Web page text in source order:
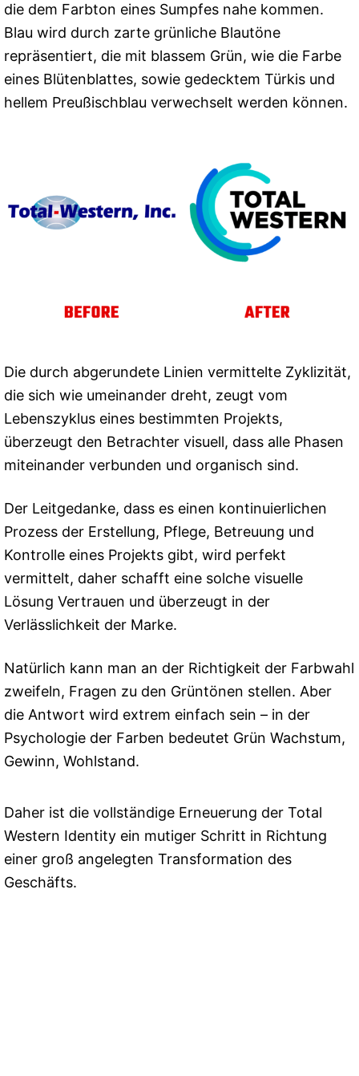
die dem Farbton eines Sumpfes nahe kommen.
Blau wird durch zarte grünliche Blautöne
repräsentiert, die mit blassem Grün, wie die Farbe
eines Blütenblattes, sowie gedecktem Türkis und
hellem Preußischblau verwechselt werden können.
Die durch abgerundete Linien vermittelte Zyklizität,
die sich wie umeinander dreht, zeugt vom
Lebenszyklus eines bestimmten Projekts,
überzeugt den Betrachter visuell, dass alle Phasen
miteinander verbunden und organisch sind.
Der Leitgedanke, dass es einen kontinuierlichen
Prozess der Erstellung, Pflege, Betreuung und
Kontrolle eines Projekts gibt, wird perfekt
vermittelt, daher schafft eine solche visuelle
Lösung Vertrauen und überzeugt in der
Verlässlichkeit der Marke.
Natürlich kann man an der Richtigkeit der Farbwahl
zweifeln, Fragen zu den Grüntönen stellen. Aber
die Antwort wird extrem einfach sein – in der
Psychologie der Farben bedeutet Grün Wachstum,
Gewinn, Wohlstand.
Daher ist die vollständige Erneuerung der Total
Western Identity ein mutiger Schritt in Richtung
einer groß angelegten Transformation des
Geschäfts.